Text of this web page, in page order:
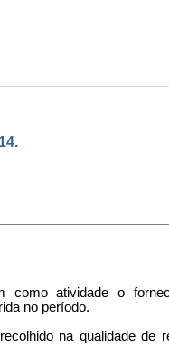
como atividade o
no período.
na qualidade de